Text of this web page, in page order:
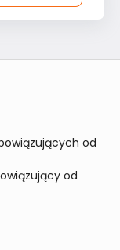
od
od